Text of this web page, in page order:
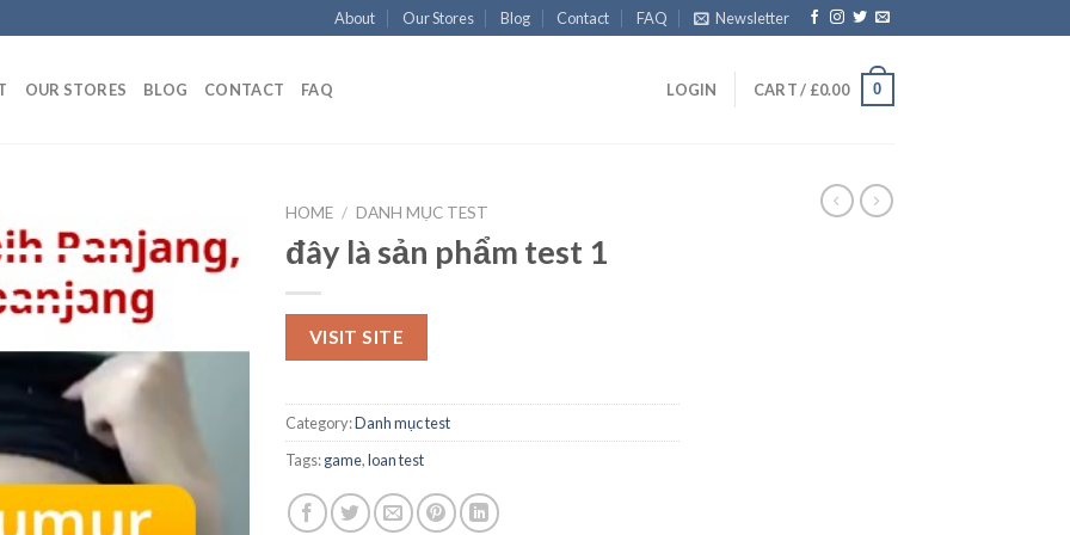
About Our Stores Blog Contact FAQ Newsletter
OUR STORES BLOG CONTACT FAQ LOGIN CART / £0.00 0
Add to
HOME / DANH MỤC TEST
đây là sản phẩm test 1
VISIT SITE
Category:Danh mục test
Tags:game,loan test